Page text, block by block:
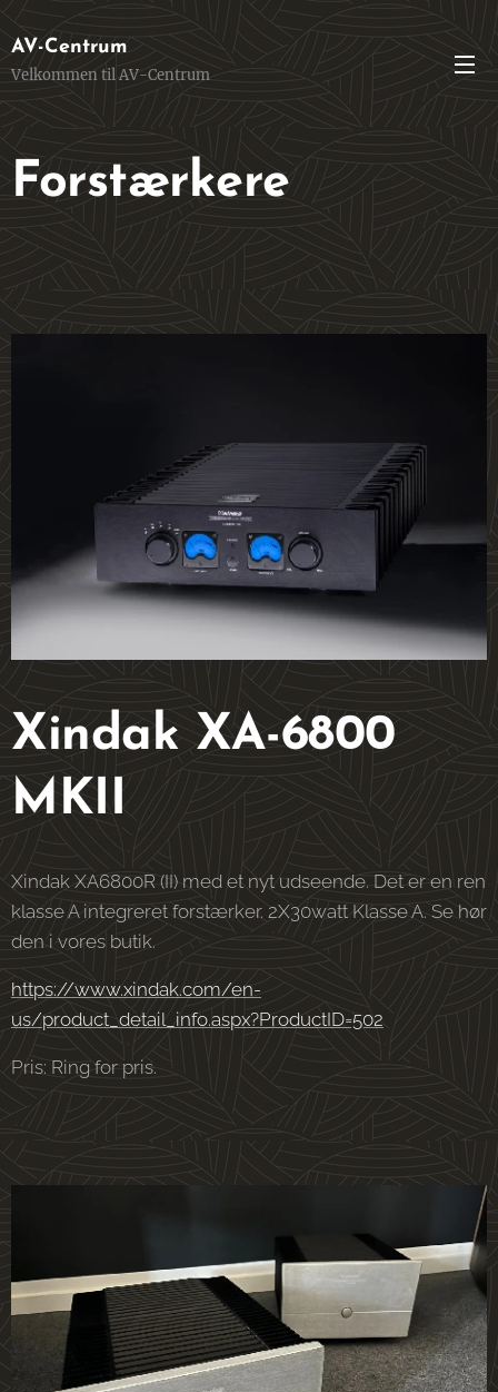
AV-Centrum
Velkommen til AV-Centrum
Forstærkere
Xindak XA-6800
MKII
Xindak XA6800R (II) med et nyt udseende. Det er en ren
klasse A integreret forstærker. 2X30watt Klasse A. Se hør
den i vores butik.
https://www.xindak.com/en-
us/product_detail_info.aspx?ProductID=502
Pris: Ring for pris.